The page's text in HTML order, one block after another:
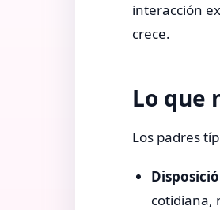
interacción
crece.
Lo que
Los padres
cotidiana,